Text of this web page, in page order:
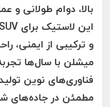
بالا، دوام طولانی
این لاستیک برایSUV و کراس‌اورهای شهری و جاده‌ای
و ترکیبی از ایمنی،
میشلن با سال‌ها
فناوری‌های نوین
مطمئن در جاده‌های